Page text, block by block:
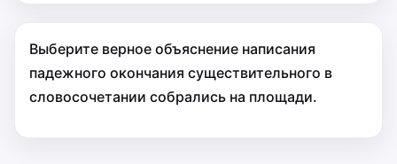
Выберите верное объяснение написания
падежного окончания существительного в
словосочетании собрались на площади.